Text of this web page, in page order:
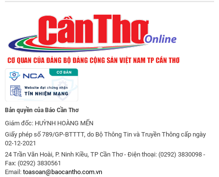
Bản quyền của Báo Cần Thơ
Giám đốc: HUỲNH HOÀNG MẾN
Giấy phép số 789/GP-BTTTT, do Bộ Thông Tin và Truyền Thông cấp ngày
02-12-2021
24 Trần Văn Hoài, P. Ninh Kiều, TP Cần Thơ - Điện thoại: (0292) 3830098 -
Fax: (0292) 3830561
Email: toasoan@baocantho.com.vn